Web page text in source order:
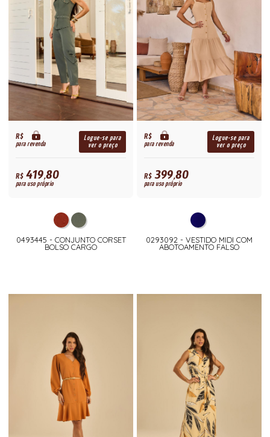
R$
para revenda
Logue-se para
ver o preço
R$419,80
para uso próprio
0493445 - CONJUNTO CORSET
BOLSO CARGO
R$
para revenda
Logue-se para
ver o preço
R$399,80
para uso próprio
0293092 - VESTIDO MIDI COM
ABOTOAMENTO FALSO